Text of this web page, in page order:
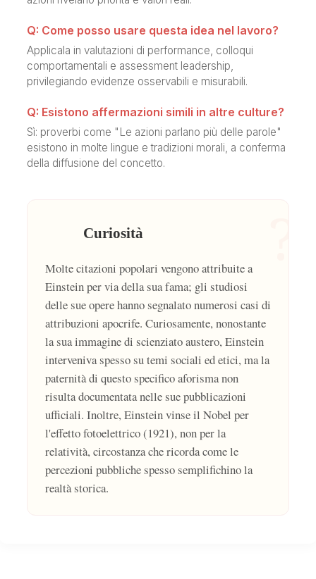
Q: Come posso usare questa idea nel lavoro?
Applicala in valutazioni di performance, colloqui
comportamentali e assessment leadership,
privilegiando evidenze osservabili e misurabili.
Q: Esistono affermazioni simili in altre culture?
Sì: proverbi come "Le azioni parlano più delle parole"
esistono in molte lingue e tradizioni morali, a conferma
della diffusione del concetto.
Curiosità
Molte citazioni popolari vengono attribuite a
Einstein per via della sua fama; gli studiosi
delle sue opere hanno segnalato numerosi casi di
attribuzioni apocrife. Curiosamente, nonostante
la sua immagine di scienziato austero, Einstein
interveniva spesso su temi sociali ed etici, ma la
paternità di questo specifico aforisma non
risulta documentata nelle sue pubblicazioni
ufficiali. Inoltre, Einstein vinse il Nobel per
l'effetto fotoelettrico (1921), non per la
relatività, circostanza che ricorda come le
percezioni pubbliche spesso semplifichino la
realtà storica.